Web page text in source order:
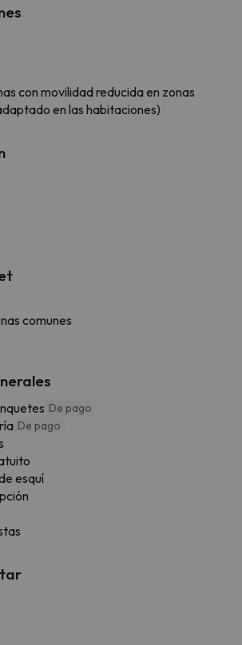
con movilidad reducida en zonas
en las habitaciones)
comunes
De pago
De pago
esquí